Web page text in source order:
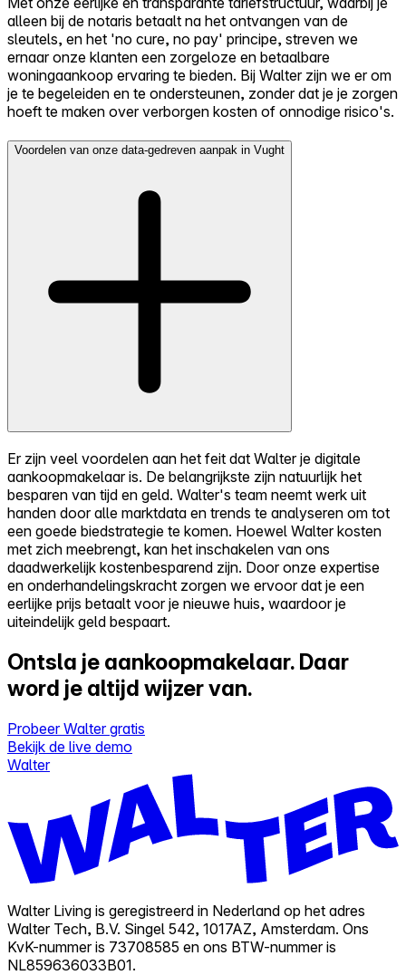
alleen bij de notaris betaalt na het ontvangen van de
sleutels, en het 'no cure, no pay' principe, streven we
ernaar onze klanten een zorgeloze en betaalbare
woningaankoop ervaring te bieden. Bij Walter zijn we er om
je te begeleiden en te ondersteunen, zonder dat je je zorgen
hoeft te maken over verborgen kosten of onnodige risico's.
Voordelen van onze data-gedreven aanpak in Vught
Er zijn veel voordelen aan het feit dat Walter je digitale
aankoopmakelaar is. De belangrijkste zijn natuurlijk het
besparen van tijd en geld. Walter's team neemt werk uit
handen door alle marktdata en trends te analyseren om tot
een goede biedstrategie te komen. Hoewel Walter kosten
met zich meebrengt, kan het inschakelen van ons
daadwerkelijk kostenbesparend zijn. Door onze expertise
en onderhandelingskracht zorgen we ervoor dat je een
eerlijke prijs betaalt voor je nieuwe huis, waardoor je
uiteindelijk geld bespaart.
Ontsla je aankoopmakelaar. Daar
word je altijd wijzer van.
Probeer Walter gratis
Bekijk de live demo
Walter
Walter Living is geregistreerd in Nederland op het adres
Walter Tech, B.V. Singel 542, 1017AZ, Amsterdam. Ons
KvK-nummer is 73708585 en ons BTW-nummer is
NL859636033B01.